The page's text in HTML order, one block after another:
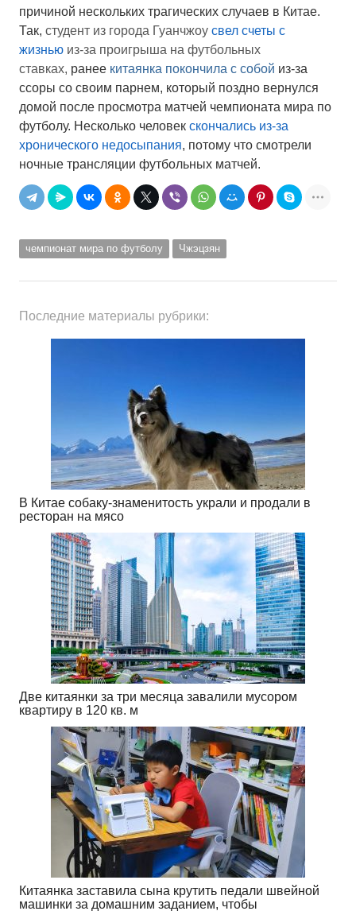
причиной нескольких трагических случаев в Китае.
Так, студент из города Гуанчжоу свел счеты с
жизнью из-за проигрыша на футбольных
ставках, ранее китаянка покончила с собой из-за
ссоры со своим парнем, который поздно вернулся
домой после просмотра матчей чемпионата мира по
футболу. Несколько человек скончались из-за
хронического недосыпания, потому что смотрели
ночные трансляции футбольных матчей.
чемпионат мира по футболу Чжэцзян
Последние материалы рубрики:
В Китае собаку-знаменитость украли и продали в
ресторан на мясо
Две китаянки за три месяца завалили мусором
квартиру в 120 кв. м
Китаянка заставила сына крутить педали швейной
машинки за домашним заданием, чтобы